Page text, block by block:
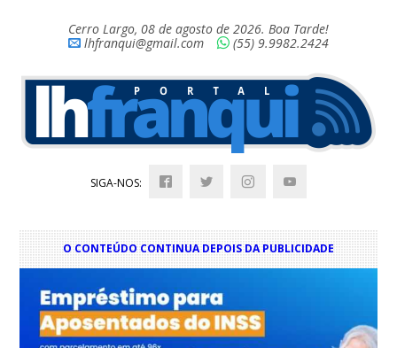
Cerro Largo, 08 de agosto de 2026. Boa Tarde!
lhfranqui@gmail.com
(55) 9.9982.2424
SIGA-NOS:
O CONTEÚDO CONTINUA DEPOIS DA PUBLICIDADE